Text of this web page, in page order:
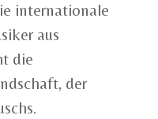
internationale
aus
die
der